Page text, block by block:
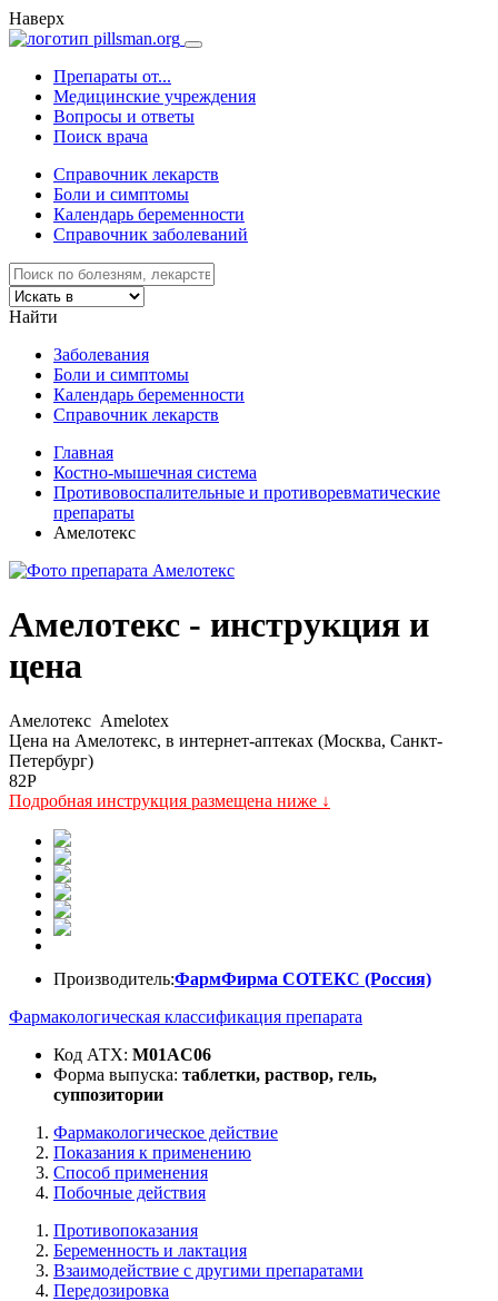
Наверх
Препараты от...
Медицинские учреждения
Вопросы и ответы
Поиск врача
Справочник лекарств
Боли и симптомы
Календарь беременности
Справочник заболеваний
Найти
Заболевания
Боли и симптомы
Календарь беременности
Справочник лекарств
Главная
Костно-мышечная система
Противовоспалительные и противоревматические
препараты
Амелотекс
Амелотекс - инструкция и
цена
Амелотекс Amelotex
Цена на Амелотекс, в интернет-аптеках (Москва, Санкт-
Петербург)
82P
Подробная инструкция размещена ниже ↓
Производитель:ФармФирма СОТЕКС (Россия)
Фармакологическая классификация препарата
Код АТХ: M01AC06
Форма выпуска: таблетки, раствор, гель,
суппозитории
Фармакологическое действие
Показания к применению
Способ применения
Побочные действия
Противопоказания
Беременность и лактация
Взаимодействие с другими препаратами
Передозировка